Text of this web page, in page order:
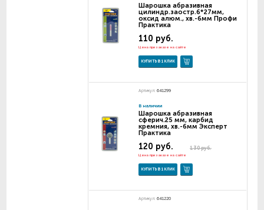
Шарошка абразивная
цилиндр.заостр.6*27мм,
оксид алюм., хв.-6мм Профи
Практика
110 руб.
Цена при заказе на сайте
КУПИТЬ В 1 КЛИК
Артикул: 641299
В наличии
Шарошка абразивная
сферич.25 мм, карбид
кремния, хв.-6мм Эксперт
Практика
130 руб.
120 руб.
Цена при заказе на сайте
КУПИТЬ В 1 КЛИК
Артикул: 641220